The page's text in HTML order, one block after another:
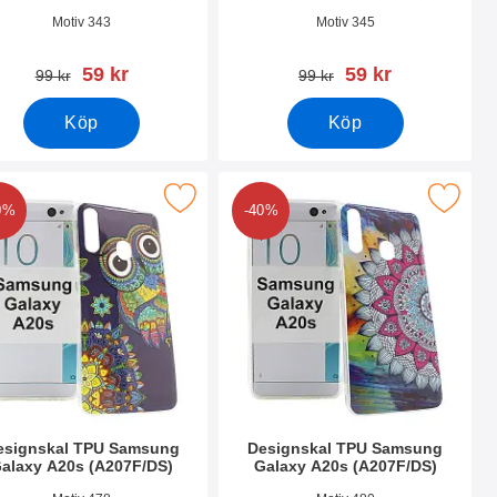
37009Motiv 343
tidigare pris
99 kr rea pris
59 kr
Köp
Art. nr 37008Motiv 345
tidigare pris
99 kr rea pris
59 kr
Köp
(A207F/DS) som favorit
TPU Samsung
A20s (A207F/DS)
TPU Samsung Galaxy A20s (A207F/DS) som favorit
-40%
Designskal TPU Samsung
Galaxy A20s (A207F/DS)
Makera designskal TPU Samsung Galaxy